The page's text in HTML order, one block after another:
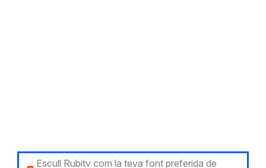
Escull Rubitv com la teva font preferida de